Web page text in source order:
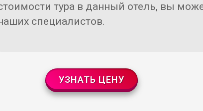
тура в данный отель, вы
специалистов.
УЗНАТЬ ЦЕНУ